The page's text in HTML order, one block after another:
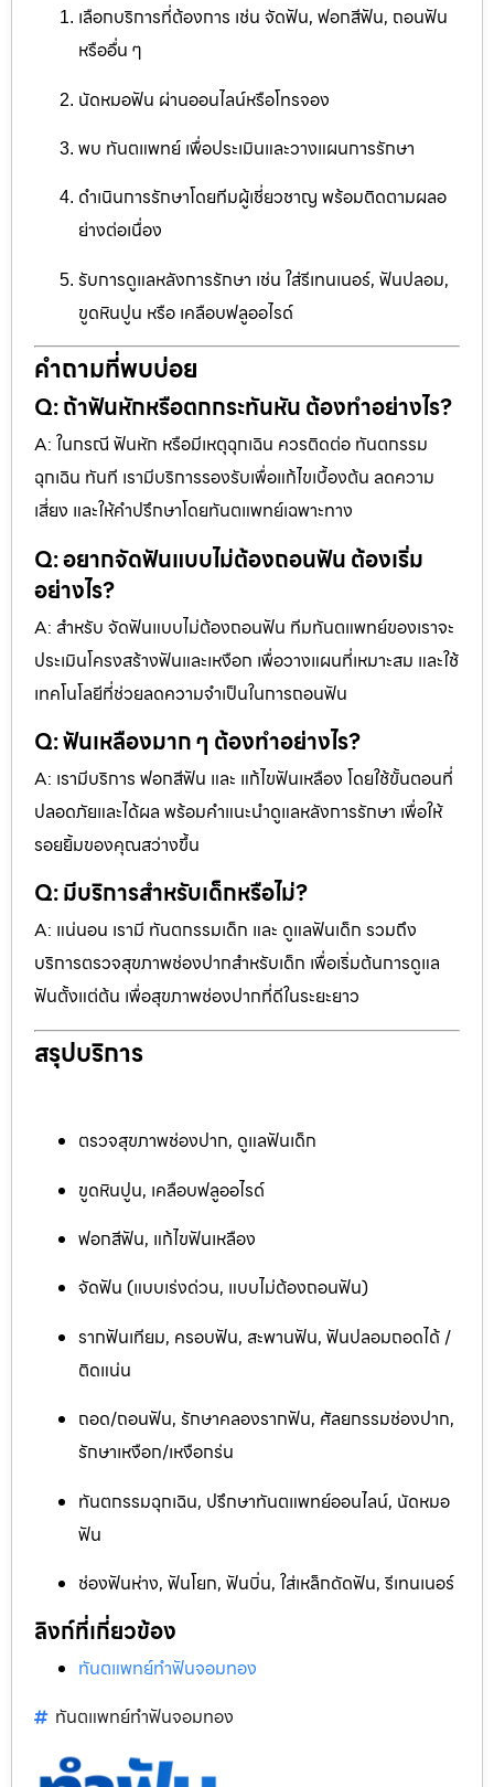
เลือกบริการที่ต้องการ เช่น จัดฟัน, ฟอกสีฟัน, ถอนฟัน
หรืออื่น ๆ
นัดหมอฟัน ผ่านออนไลน์หรือโทรจอง
พบ ทันตแพทย์ เพื่อประเมินและวางแผนการรักษา
ดำเนินการรักษาโดยทีมผู้เชี่ยวชาญ พร้อมติดตามผลอ
ย่างต่อเนื่อง
รับการดูแลหลังการรักษา เช่น ใส่รีเทนเนอร์, ฟันปลอม,
ขูดหินปูน หรือ เคลือบฟลูออไรด์
คำถามที่พบบ่อย
Q: ถ้าฟันหักหรือตกกระทันหัน ต้องทำอย่างไร?
A: ในกรณี ฟันหัก หรือมีเหตุฉุกเฉิน ควรติดต่อ ทันตกรรม
ฉุกเฉิน ทันที เรามีบริการรองรับเพื่อแก้ไขเบื้องต้น ลดความ
เสี่ยง และให้คำปรึกษาโดยทันตแพทย์เฉพาะทาง
Q: อยากจัดฟันแบบไม่ต้องถอนฟัน ต้องเริ่ม
อย่างไร?
A: สำหรับ จัดฟันแบบไม่ต้องถอนฟัน ทีมทันตแพทย์ของเราจะ
ประเมินโครงสร้างฟันและเหงือก เพื่อวางแผนที่เหมาะสม และใช้
เทคโนโลยีที่ช่วยลดความจำเป็นในการถอนฟัน
Q: ฟันเหลืองมาก ๆ ต้องทำอย่างไร?
A: เรามีบริการ ฟอกสีฟัน และ แก้ไขฟันเหลือง โดยใช้ขั้นตอนที่
ปลอดภัยและได้ผล พร้อมคำแนะนำดูแลหลังการรักษา เพื่อให้
รอยยิ้มของคุณสว่างขึ้น
Q: มีบริการสำหรับเด็กหรือไม่?
A: แน่นอน เรามี ทันตกรรมเด็ก และ ดูแลฟันเด็ก รวมถึง
บริการตรวจสุขภาพช่องปากสำหรับเด็ก เพื่อเริ่มต้นการดูแล
ฟันตั้งแต่ต้น เพื่อสุขภาพช่องปากที่ดีในระยะยาว
สรุปบริการ
ตรวจสุขภาพช่องปาก, ดูแลฟันเด็ก
ขูดหินปูน, เคลือบฟลูออไรด์
ฟอกสีฟัน, แก้ไขฟันเหลือง
จัดฟัน (แบบเร่งด่วน, แบบไม่ต้องถอนฟัน)
รากฟันเทียม, ครอบฟัน, สะพานฟัน, ฟันปลอมถอดได้ /
ติดแน่น
ถอด/ถอนฟัน, รักษาคลองรากฟัน, ศัลยกรรมช่องปาก,
รักษาเหงือก/เหงือกร่น
ทันตกรรมฉุกเฉิน, ปรึกษาทันตแพทย์ออนไลน์, นัดหมอ
ฟัน
ช่องฟันห่าง, ฟันโยก, ฟันบิ่น, ใส่เหล็กดัดฟัน, รีเทนเนอร์
ลิงก์ที่เกี่ยวข้อง
ทันตแพทย์ทำฟันจอมทอง
ทันตแพทย์ทำฟันจอมทอง